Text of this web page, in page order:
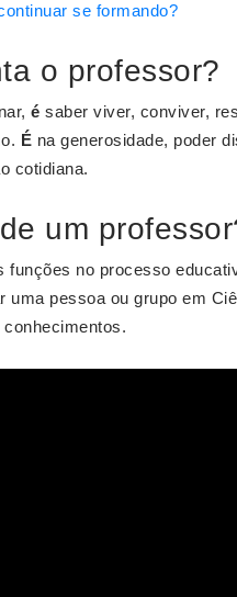
se formando?
o professor?
é saber viver, conviver,
É na generosidade, poder
cotidiana.
um
funções no processo
uma pessoa ou grupo em